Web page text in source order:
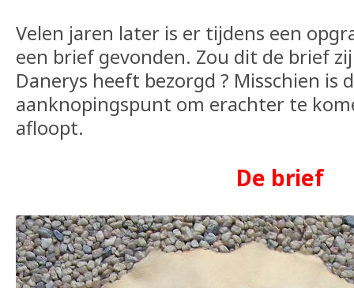
Velen jaren later is er tijdens een
een brief gevonden. Zou dit de brief
Danerys heeft bezorgd ? Misschien is
aanknopingspunt om erachter te
afloopt.
De brief